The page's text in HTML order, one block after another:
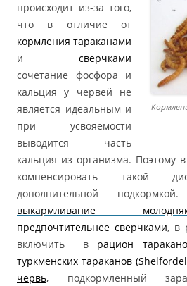
происходит из-за того,
что в отличие от
кормления тараканами
и сверчками
сочетание фосфора и
кальция у червей не
является идеальным и
при усвояемости
выводится часть
кальция из организма. Поэтому
компенсировать такой
дополнительной
выкармливание
предпочтительнее сверчками, в
включить врацион
туркменских тараканов(
червь, подкормленный